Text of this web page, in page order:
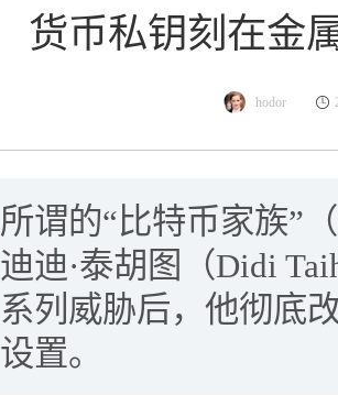
货币私钥刻在金
hodor
所谓的“比特币家族”
迪迪·泰胡图（Didi
系列威胁后，他彻底
设置。